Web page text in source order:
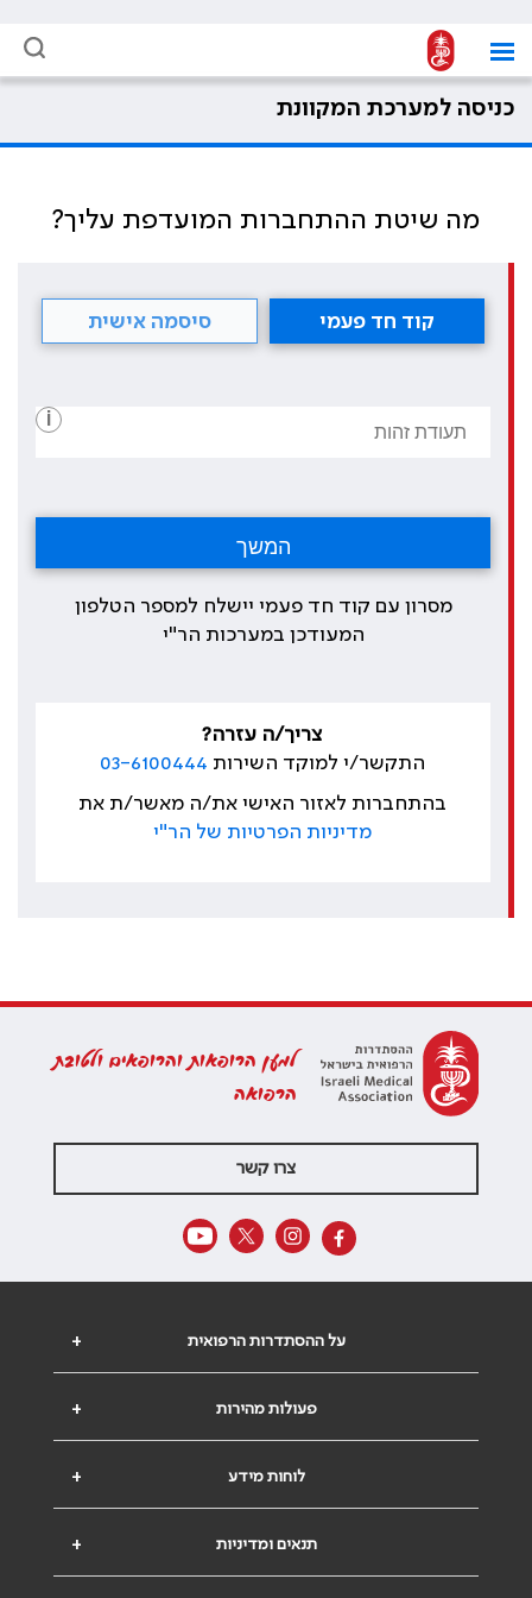
כניסה למערכת המקוונת
מה שיטת ההתחברות המועדפת עליך?
קוד חד פעמי סיסמה אישית
i
מסרון עם קוד חד פעמי יישלח למספר הטלפון
המעודכן במערכות הר"י
צריך/ה עזרה?
התקשר/י למוקד השירות 03-6100444
בהתחברות לאזור האישי את/ה מאשר/ת את
מדיניות הפרטיות של הר"י
למען הרופאות והרופאים ולטובת
הרפואה
צרו קשר
+ על ההסתדרות הרפואית
+ פעולות מהירות
+ לוחות מידע
+ תנאים ומדיניות